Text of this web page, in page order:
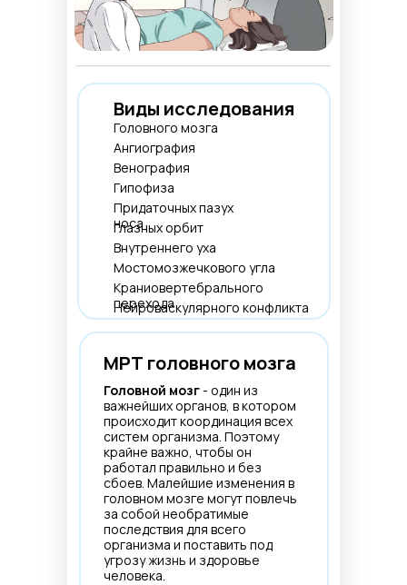
Виды исследования
Головного мозга
Гипофиза
Придаточных пазух
носа
Глазных орбит
МРТ головного мозга
Головной мозг- один из
важнейших органов, в котором
происходит координация всех
систем организма. Поэтому
крайне важно, чтобы он
работал правильно и без
сбоев. Малейшие изменения в
головном мозге могут повлечь
за собой необратимые
последствия для всего
организма и поставить под
угрозу жизнь и здоровье
человека.
Ангиография
Венография
Внутреннего уха
Краниовертебрального
перехода
Нейроваскулярного конфликта
Мостомозжечкового угла